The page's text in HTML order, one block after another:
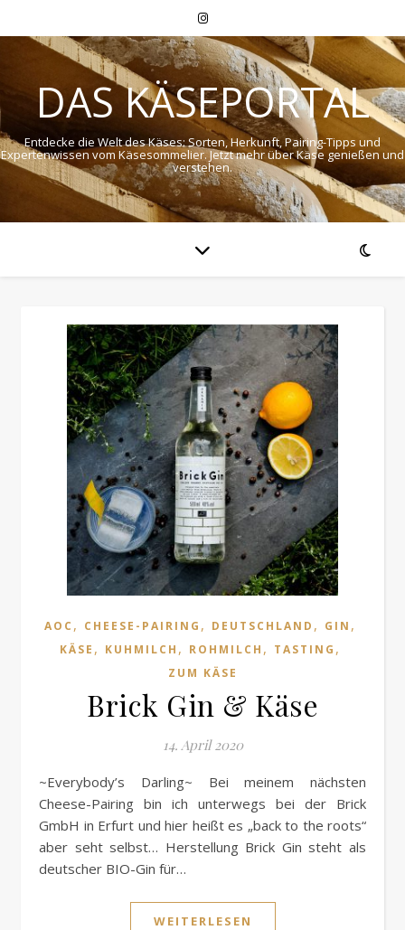
DAS KÄSEPORTAL
Entdecke die Welt des Käses: Sorten, Herkunft, Pairing-Tipps und
Expertenwissen vom Käsesommelier. Jetzt mehr über Käse genießen und
verstehen.
AOC , CHEESE-PAIRING , DEUTSCHLAND , GIN ,
KÄSE , KUHMILCH , ROHMILCH , TASTING ,
ZUM KÄSE
Brick Gin & Käse
14. April 2020
~Everybody’s Darling~ Bei meinem nächsten
Cheese-Pairing bin ich unterwegs bei der Brick
GmbH in Erfurt und hier heißt es „back to the roots“
aber seht selbst… Herstellung Brick Gin steht als
deutscher BIO-Gin für…
WEITERLESEN